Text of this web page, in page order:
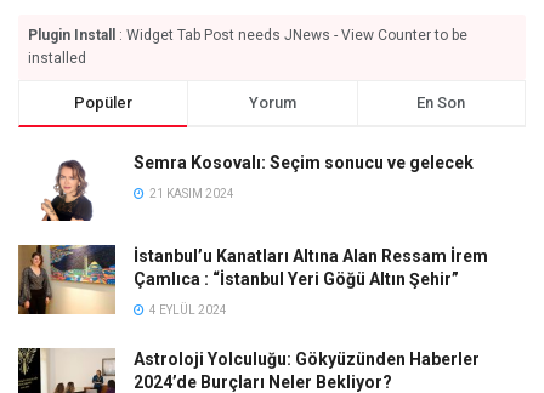
Plugin Install
: Widget Tab Post needs JNews - View Counter to be
installed
Popüler Yorum En Son
Semra Kosovalı: Seçim sonucu ve gelecek
21 KASIM 2024
İstanbul’u Kanatları Altına Alan Ressam İrem
Çamlıca : “İstanbul Yeri Göğü Altın Şehir”
4 EYLÜL 2024
Astroloji Yolculuğu: Gökyüzünden Haberler
2024’de Burçları Neler Bekliyor?